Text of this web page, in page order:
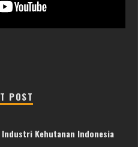
POST
Kehutanan Indonesia